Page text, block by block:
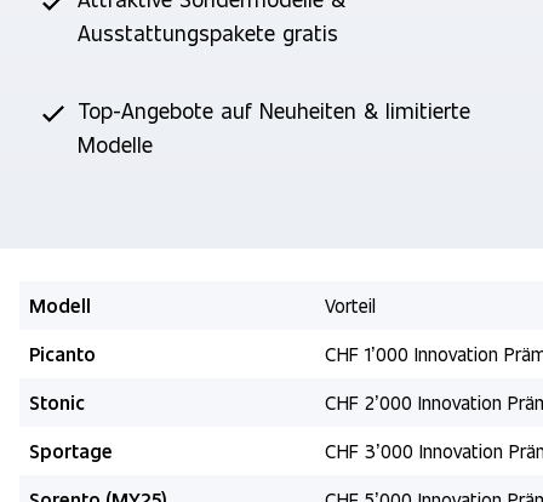
Ausstattungspakete gratis
Top-Angebote auf Neuheiten & limitierte
Modelle
Modell
Vorteil
Picanto
CHF 1’000 Innovation
Stonic
CHF 2’000 Innovation
Sportage
CHF 3’000 Innovation